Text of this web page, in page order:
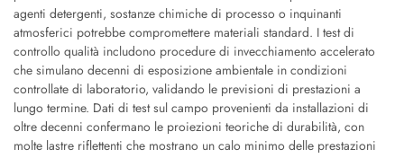
agenti detergenti, sostanze chimiche di processo o inquinanti
atmosferici potrebbe compromettere materiali standard. I test di
controllo qualità includono procedure di invecchiamento accelerato
che simulano decenni di esposizione ambientale in condizioni
controllate di laboratorio, validando le previsioni di prestazioni a
lungo termine. Dati di test sul campo provenienti da installazioni di
oltre decenni confermano le proiezioni teoriche di durabilità, con
molte lastre riflettenti che mostrano un calo minimo delle prestazioni